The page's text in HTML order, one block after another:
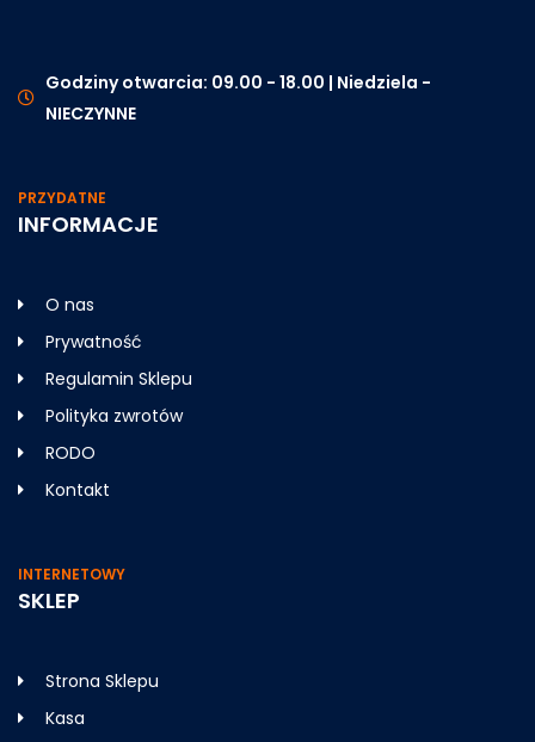
Godziny otwarcia: 09.00 - 18.00 | Niedziela -
NIECZYNNE
PRZYDATNE
INFORMACJE
O nas
Prywatność
Regulamin Sklepu
Polityka zwrotów
RODO
Kontakt
INTERNETOWY
SKLEP
Strona Sklepu
Kasa